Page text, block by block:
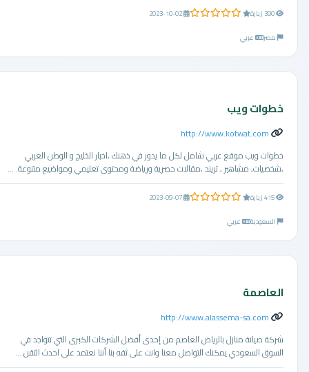
0.0 من 5 نجوم
2023-10-02
مصر
عربي
خطوات ويب
http://www.kotwat.com
خطوات ويب موقع عربي شامل لكل ما يدور في ذهنك ,اخبار الخليج و الوطن العربي
,شخصيات, مشاهير , تريند ,مقالات حصرية ورياضة ومحتوى تعليمي ومواضيع متنوعة. ...
0.0 من 5 نجوم
2023-09-07
السعودية
عربي
العاصمة
http://www.alassema-sa.com
شركة صيانة منازل بالرياض العاصم من إحدى أفضل الشركات الكبرى التي تتواجد في
السوق السعودي يمكنك التواصل معنا وانت على ثقه بنا أننا نعتمد على احدث التقن ...